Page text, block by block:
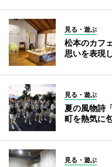
見る・遊ぶ
松本のカフ
思いを表現
見る・遊ぶ
夏の風物詩
町を熱気に
見る・遊ぶ